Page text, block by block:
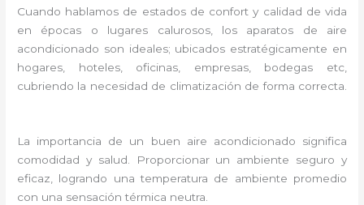
Cuando hablamos de estados de confort y calidad de vida
en épocas o lugares calurosos, los aparatos de aire
acondicionado son ideales; ubicados estratégicamente en
hogares, hoteles, oficinas, empresas, bodegas etc,
cubriendo la necesidad de climatización de forma correcta.
La importancia de un buen aire acondicionado significa
comodidad y salud. Proporcionar un ambiente seguro y
eficaz, logrando una temperatura de ambiente promedio
con una sensación térmica neutra.